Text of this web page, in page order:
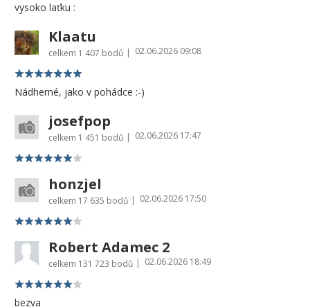
vysoko laťku :
Klaatu
celkem 1 407 bodů | 02.06.2026 09:08
Nádherné, jako v pohádce :-)
josefpop
celkem 1 451 bodů | 02.06.2026 17:47
honzjel
celkem 17 635 bodů | 02.06.2026 17:50
Robert Adamec 2
celkem 131 723 bodů | 02.06.2026 18:49
bezva